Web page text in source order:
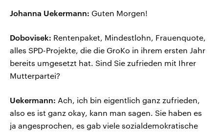
Johanna Uekermann: Guten Morgen!
Dobovisek: Rentenpaket, Mindestlohn, Frauenquote,
alles SPD-Projekte, die die GroKo in ihrem ersten Jahr
bereits umgesetzt hat. Sind Sie zufrieden mit Ihrer
Mutterpartei?
Uekermann: Ach, ich bin eigentlich ganz zufrieden,
also es ist ganz okay, kann man sagen. Sie haben es
ja angesprochen, es gab viele sozialdemokratische